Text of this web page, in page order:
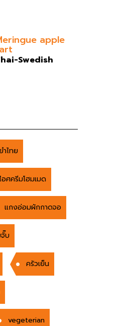
apple
Swedish
ำไทย
อศครีมโฮมเมด
แกงอ่อมผักกาดจอ
บ
ครัวเย็น
vegeterian